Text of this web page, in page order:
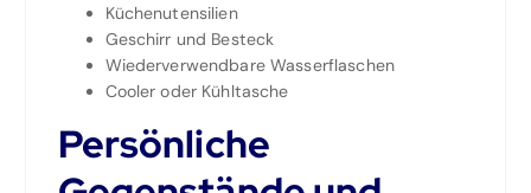
Küchenutensilien
Geschirr und Besteck
Wiederverwendbare Wasserflaschen
Cooler oder Kühltasche
Persönliche